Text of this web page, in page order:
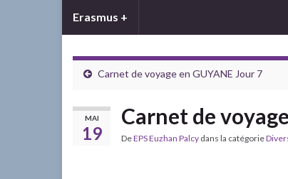
Erasmus +
Carnet de voyage en GUYANE Jour 7
MAI
19
Carnet de
DeEPS Euzhan Palcy dans la catégorie